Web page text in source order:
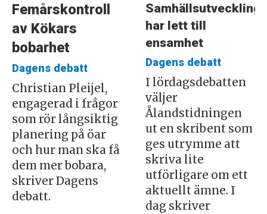
Femårskontroll
av Kökars
bobarhet
Dagens debatt
Christian Pleijel,
engagerad i frågor
som rör långsiktig
planering på öar
och hur man ska få
dem mer bobara,
skriver Dagens
debatt.
Samhällsutveckling
har lett till
ensamhet
Dagens debatt
I lördagsdebatten
väljer
Ålandstidningen
ut en skribent som
ges utrymme att
skriva lite
utförligare om ett
aktuellt ämne. I
dag skriver